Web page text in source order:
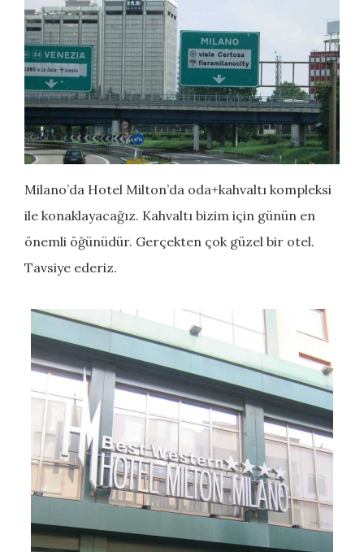
Milano’da Hotel Milton’da oda+kahvaltı kompleksi
ile konaklayacağız. Kahvaltı bizim için günün en
önemli öğünüdür. Gerçekten çok güzel bir otel.
Tavsiye ederiz.